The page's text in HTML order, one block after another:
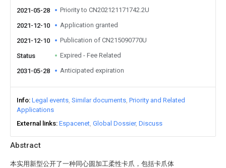
Abstract
本实用新型公开了一种同心圆加工柔性卡爪，包括卡爪体
2021-05-28
Priority to CN202121171742.2U
2021-12-10 Application granted
2021-12-10 Publication of CN215090770U
Status Expired - Fee Related
2031-05-28 Anticipated expiration
Info Legal events Similar documents Priority and Related
Applications
External links Espacenet Global Dossier Discuss